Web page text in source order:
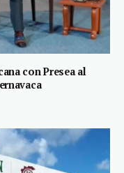
con Presea al